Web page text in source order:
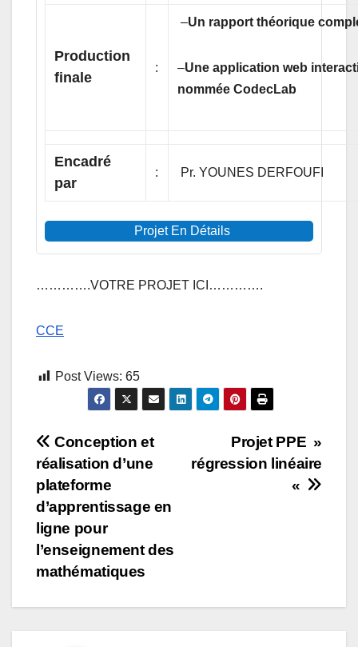
Production
finale
:
–Un rapport théorique
–Une application web
nommée CodecLab
Encadré
par
: Pr. YOUNES DERFOUFI
Projet En Détails
………….VOTRE PROJET ICI………….
CCE
Post Views: 65
Navigation
de
l’article
Projet PPE »
régression linéaire
«
Conception et
réalisation d’une
plateforme
d’apprentissage en
ligne pour
l’enseignement des
mathématiques